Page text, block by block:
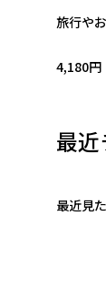
旅行や
4,180円
最近
最近見